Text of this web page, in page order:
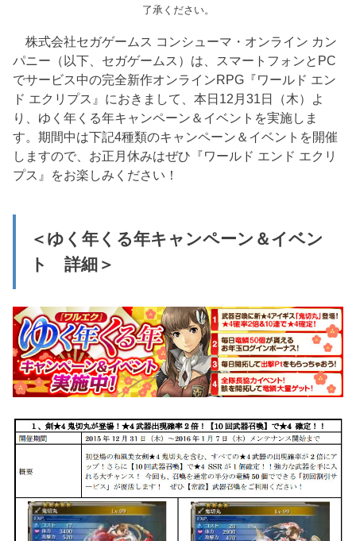
了承ください。
株式会社セガゲームス コンシューマ・オンライン カン
パニー（以下、セガゲームス）は、スマートフォンとPC
でサービス中の完全新作オンラインRPG『ワールド エン
ド エクリプス』におきまして、本日12月31日（木）よ
り、ゆく年くる年キャンペーン＆イベントを実施しま
す。期間中は下記4種類のキャンペーン＆イベントを開催
しますので、お正月休みはぜひ『ワールド エンド エクリ
プス』をお楽しみください！
＜ゆく年くる年キャンペーン＆イベン
ト 詳細＞